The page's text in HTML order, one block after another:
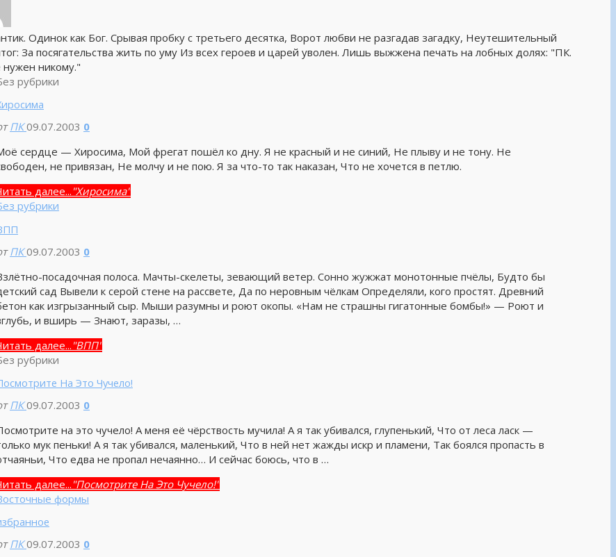
Одинок как Бог. Срывая пробку с третьего десятка, Ворот любви не разгадав загадку, Неутешительный
За посягательства жить по уму Из всех героев и царей уволен. Лишь выжжена печать на лобных долях: "ПК.
никому."
рубрики
ПК 09.07.2003 0
сердце — Хиросима, Мой фрегат пошёл ко дну. Я не красный и не синий, Не плыву и не тону. Не
не привязан, Не молчу и не пою. Я за что-то так наказан, Что не хочется в петлю.
далее... "Хиросима"
рубрики
ПК 09.07.2003 0
посадочная полоса. Мачты-скелеты, зевающий ветер. Сонно жужжат монотонные пчёлы, Будто бы
сад Вывели к серой стене на рассвете, Да по неровным чёлкам Определяли, кого простят. Древний
как изгрызанный сыр. Мыши разумны и роют окопы. «Нам не страшны гигатонные бомбы!» — Роют и
и вширь — Знают, заразы, …
далее... "ВПП"
рубрики
На Это Чучело!
ПК 09.07.2003 0
на это чучело! А меня её чёрствость мучила! А я так убивался, глупенький, Что от леса ласк —
мук пеньки! А я так убивался, маленький, Что в ней нет жажды искр и пламени, Так боялся пропасть в
Что едва не пропал нечаянно… И сейчас боюсь, что в …
далее... "Посмотрите На Это Чучело!"
формы
ПК 09.07.2003 0